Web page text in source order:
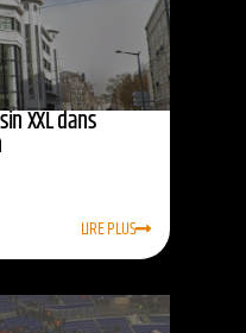
XXL dans
LIRE PLUS